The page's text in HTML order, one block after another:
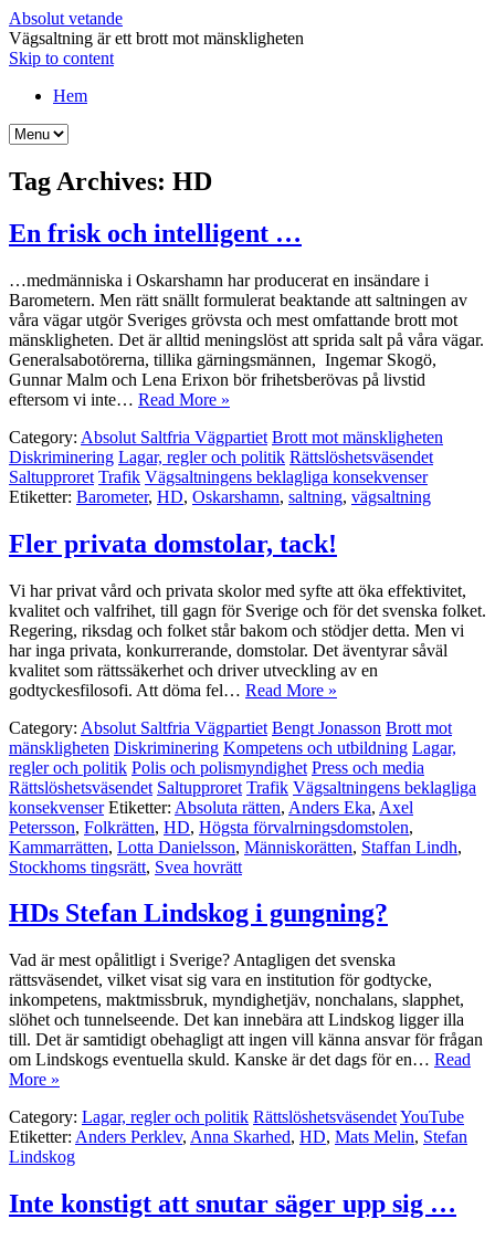
Absolut vetande
Vägsaltning är ett brott mot mänskligheten
Skip to content
Hem
Tag Archives: HD
En frisk och intelligent …
…medmänniska i Oskarshamn har producerat en insändare i
Barometern. Men rätt snällt formulerat beaktande att saltningen av
våra vägar utgör Sveriges grövsta och mest omfattande brott mot
mänskligheten. Det är alltid meningslöst att sprida salt på våra vägar.
Generalsabotörerna, tillika gärningsmännen, Ingemar Skogö,
Gunnar Malm och Lena Erixon bör frihetsberövas på livstid
eftersom vi inte… Read More »
Category: Absolut Saltfria Vägpartiet Brott mot mänskligheten
Diskriminering Lagar, regler och politik Rättslöshetsväsendet
Saltupproret Trafik Vägsaltningens beklagliga konsekvenser
Etiketter: Barometer, HD, Oskarshamn, saltning, vägsaltning
Fler privata domstolar, tack!
Vi har privat vård och privata skolor med syfte att öka effektivitet,
kvalitet och valfrihet, till gagn för Sverige och för det svenska folket.
Regering, riksdag och folket står bakom och stödjer detta. Men vi
har inga privata, konkurrerande, domstolar. Det äventyrar såväl
kvalitet som rättssäkerhet och driver utveckling av en
godtyckesfilosofi. Att döma fel… Read More »
Category: Absolut Saltfria Vägpartiet Bengt Jonasson Brott mot
mänskligheten Diskriminering Kompetens och utbildning Lagar,
regler och politik Polis och polismyndighet Press och media
Rättslöshetsväsendet Saltupproret Trafik Vägsaltningens beklagliga
konsekvenser Etiketter: Absoluta rätten, Anders Eka, Axel
Petersson, Folkrätten, HD, Högsta förvalrningsdomstolen,
Kammarrätten, Lotta Danielsson, Människorätten, Staffan Lindh,
Stockhoms tingsrätt, Svea hovrätt
HDs Stefan Lindskog i gungning?
Vad är mest opålitligt i Sverige? Antagligen det svenska
rättsväsendet, vilket visat sig vara en institution för godtycke,
inkompetens, maktmissbruk, myndighetjäv, nonchalans, slapphet,
slöhet och tunnelseende. Det kan innebära att Lindskog ligger illa
till. Det är samtidigt obehagligt att ingen vill känna ansvar för frågan
om Lindskogs eventuella skuld. Kanske är det dags för en… Read
More »
Category: Lagar, regler och politik RättslöshetsväsendetYouTube
Etiketter: Anders Perklev, Anna Skarhed, HD, Mats Melin, Stefan
Lindskog
Inte konstigt att snutar säger upp sig …